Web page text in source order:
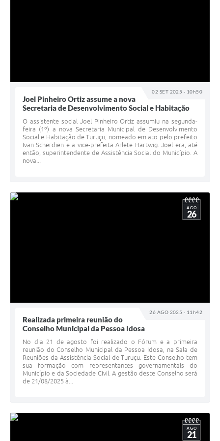
02 SET 2025 - 10h50
Joel Pinheiro Ortiz assume a nova
Secretaria de Desenvolvimento Social e Habitação
O assistente social Joel Pinheiro Ortiz assumiu na segunda-
feira (1º) a nova Secretaria Municipal de Desenvolvimento
Social e Habitação de Turuçu, nomeado em ato pelo prefeito
Ivan Scherdien e a vice-prefeita Arlete Hartwig. Joel era, até
então, superintendente de Assistência Social do Município. A
nova...
26 AGO 2025 - 11h42
AGO
26
Realizada primeira reunião do
Conselho Municipal da Pessoa Idosa
No dia 21 de agosto foi realizado o Fórum e a primeira
reunião do Conselho Municipal da Pessoa Idosa, na Sala de
Reuniões da Assistência Social de Turuçu. Este Conselho tem
sua formação com representantes governamentais do
Município e da Sociedade Civil. A gestão deste Conselho será
de 21/08/2025 à...
AGO
21